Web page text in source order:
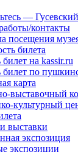
—
контакты
посещения
билета
на kassir.ru
билет по
карта
выставочный
культурный
выставки
экспозиция
экспозиции